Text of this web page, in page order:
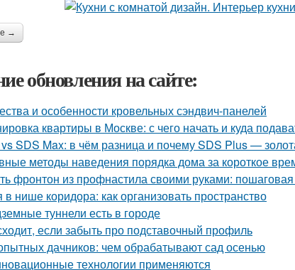
→
обновления на сайте:
и особенности кровельных сэндвич-панелей
квартиры в Москве: с чего начать и куда
SDS Max: в чём разница и почему SDS Plus —
методы наведения порядка дома за короткое
фронтон из профнастила своими руками: пошаговая
нише коридора: как организовать пространство
туннели есть в городе
если забыть про подставочный профиль
дачников: чем обрабатывают сад осенью
технологии применяются